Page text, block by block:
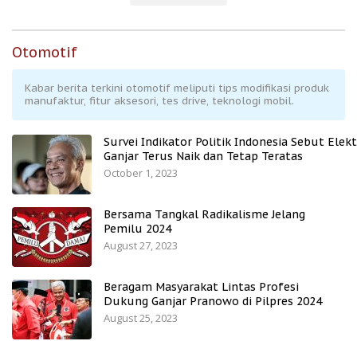
Otomotif
Kabar berita terkini otomotif meliputi tips modifikasi produk
manufaktur, fitur aksesori, tes drive, teknologi mobil.
Survei Indikator Politik Indonesia Sebut
Ganjar Terus Naik dan Tetap Teratas
October 1, 2023
Bersama Tangkal Radikalisme Jelang
Pemilu 2024
August 27, 2023
Beragam Masyarakat Lintas Profesi
Dukung Ganjar Pranowo di Pilpres 2024
August 25, 2023